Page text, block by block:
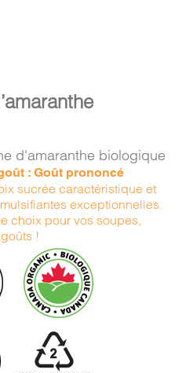
d'amaranthe biologique
: Goût prononcé
sucrée caractéristique et
exceptionnelles.
choix pour vos soupes,
!